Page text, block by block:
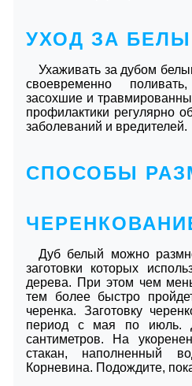
УХОД ЗА
Ухаживать за дубом
своевременно
засохшие и
профилактики регулярно
заболеваний и вредителей.
СПОСОБЫ
Дуб белый можно
заготовки которых
дерева. При этом чем
тем более быстро
черенка. Заготовку
период с мая по июль.
сантиметров. На
стакан, наполненный
Корневина. Подождите,